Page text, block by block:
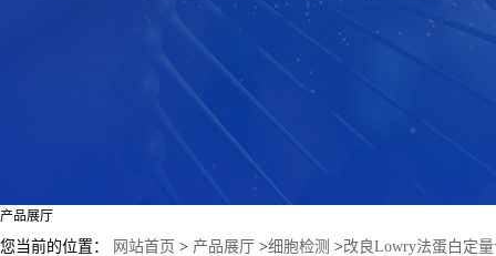
产品展厅
您当前的位置： 网站首页 > 产品展厅 >细胞检测 >改良Lowry法蛋白定